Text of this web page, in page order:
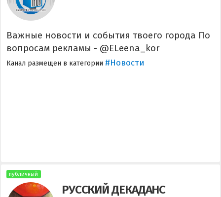
Важные новости и события твоего города По
вопросам рекламы - @ELeena_kor
Канал размещен в категории #Новости
публичный
РУССКИЙ ДЕКАДАНС